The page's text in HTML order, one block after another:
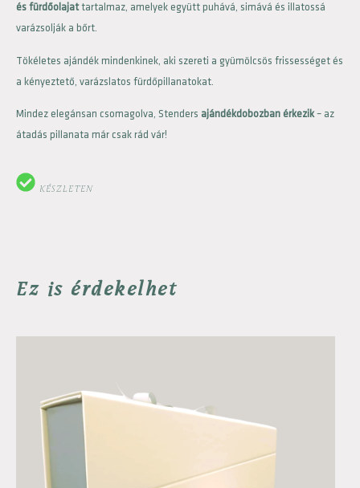
és fürdőolajattartalmaz, amelyek együtt puhává, simává és illatossá
varázsolják a bőrt.
Tökéletes ajándék mindenkinek, aki szereti a gyümölcsös frissességet és
a kényeztető, varázslatos fürdőpillanatokat.
Mindez elegánsan csomagolva, Stenders ajándékdobozban érkezik– az
átadás pillanata már csak rád vár!
KÉSZLETEN
Ez is érdekelhet